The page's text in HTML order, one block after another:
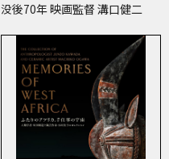
没後70年 映画監督 溝口健二